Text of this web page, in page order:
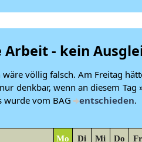
Arbeit - kein
völlig falsch. Am Freitag
denkbar, wenn an diesem
wurde vom BAG
entschieden.
Mo Di Mi Do Fr